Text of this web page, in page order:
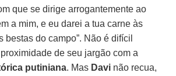
que se dirige arrogantemente ao
a mim, e eu darei a tua carne às
bestas do campo”. Não é difícil
de seu jargão com a
putiniana. Mas Davi não recua,